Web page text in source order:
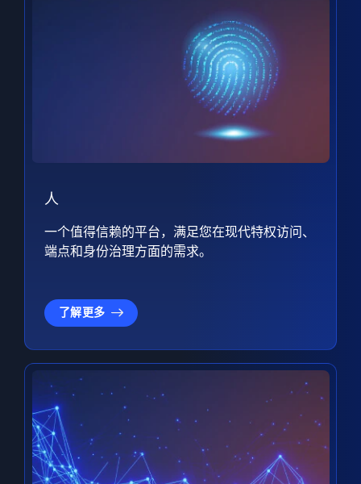
人
一个值得信赖的平台，满足您在现代特权访问、
端点和身份治理方面的需求。
了解更多